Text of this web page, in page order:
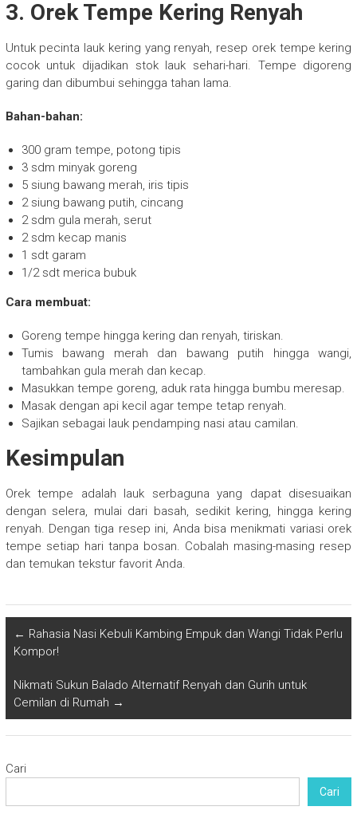
3. Orek Tempe Kering Renyah
Untuk pecinta lauk kering yang renyah, resep orek tempe kering
cocok untuk dijadikan stok lauk sehari-hari. Tempe digoreng
garing dan dibumbui sehingga tahan lama.
Bahan-bahan:
300 gram tempe, potong tipis
3 sdm minyak goreng
5 siung bawang merah, iris tipis
2 siung bawang putih, cincang
2 sdm gula merah, serut
2 sdm kecap manis
1 sdt garam
1/2 sdt merica bubuk
Cara membuat:
Goreng tempe hingga kering dan renyah, tiriskan.
Tumis bawang merah dan bawang putih hingga wangi,
tambahkan gula merah dan kecap.
Masukkan tempe goreng, aduk rata hingga bumbu meresap.
Masak dengan api kecil agar tempe tetap renyah.
Sajikan sebagai lauk pendamping nasi atau camilan.
Kesimpulan
Orek tempe adalah lauk serbaguna yang dapat disesuaikan
dengan selera, mulai dari basah, sedikit kering, hingga kering
renyah. Dengan tiga resep ini, Anda bisa menikmati variasi orek
tempe setiap hari tanpa bosan. Cobalah masing-masing resep
dan temukan tekstur favorit Anda.
← Rahasia Nasi Kebuli Kambing Empuk dan Wangi Tidak Perlu
Kompor!
Nikmati Sukun Balado Alternatif Renyah dan Gurih untuk
Cemilan di Rumah →
Cari
Cari